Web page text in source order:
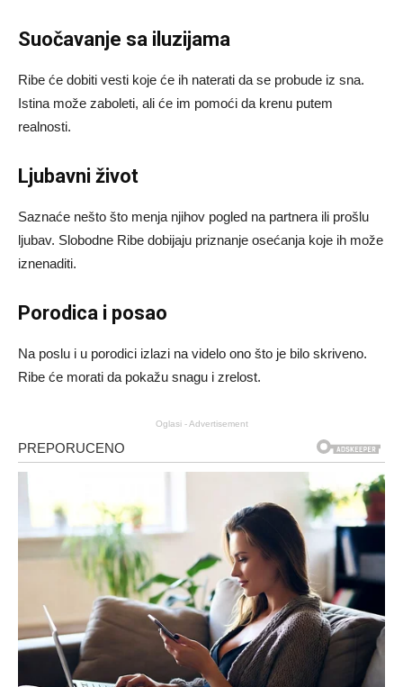
Suočavanje sa iluzijama
Ribe će dobiti vesti koje će ih naterati da se probude iz sna.
Istina može zaboleti, ali će im pomoći da krenu putem
realnosti.
Ljubavni život
Saznaće nešto što menja njihov pogled na partnera ili prošlu
ljubav. Slobodne Ribe dobijaju priznanje osećanja koje ih može
iznenaditi.
Porodica i posao
Na poslu i u porodici izlazi na videlo ono što je bilo skriveno.
Ribe će morati da pokažu snagu i zrelost.
Oglasi - Advertisement